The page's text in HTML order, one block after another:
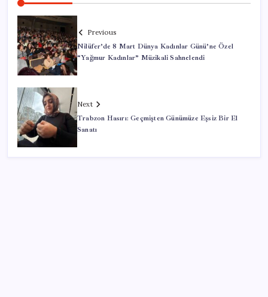
Previous
Nilüfer’de 8 Mart Dünya Kadınlar Günü’ne Özel
“Yağmur Kadınlar” Müzikali Sahnelendi
Next
Trabzon Hasırı: Geçmişten Günümüze Eşsiz Bir El
Sanatı